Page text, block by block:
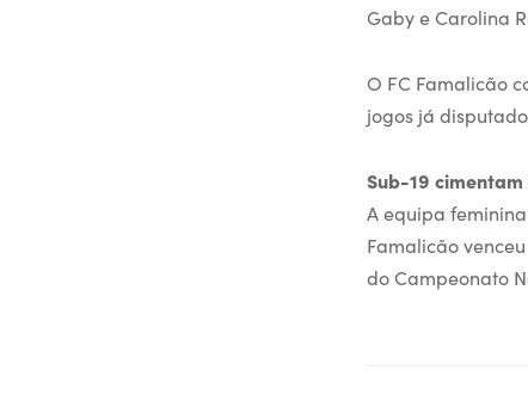
Gaby e Carolina
O FC Famalicão
jogos já
Sub-19
A equipa
Famalicão
do Campeonato